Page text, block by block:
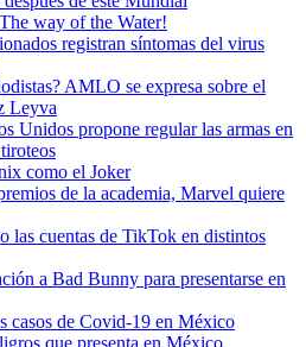
way of the Water!
registran síntomas del virus
AMLO se expresa sobre el
Leyva
Unidos propone regular las armas en
como el Joker
de la academia, Marvel quiere
las cuentas de TikTok en distintos
a Bad Bunny para presentarse en
casos de Covid-19 en México
que presenta en México